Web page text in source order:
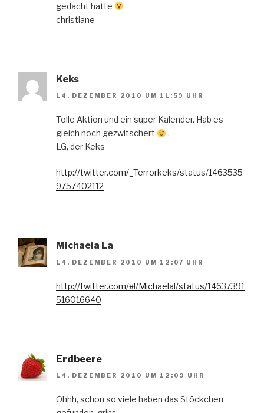
gedacht hatte
christiane
Keks
14. DEZEMBER 2010 UM 11:59 UHR
Tolle Aktion und ein super Kalender. Hab es
gleich noch gezwitschert
.
LG, der Keks
http://twitter.com/_Terrorkeks/status/1463535
9757402112
Michaela La
14. DEZEMBER 2010 UM 12:07 UHR
http://twitter.com/#!/Michaelal/status/14637391
516016640
Erdbeere
14. DEZEMBER 2010 UM 12:09 UHR
Ohhh, schon so viele haben das Stöckchen